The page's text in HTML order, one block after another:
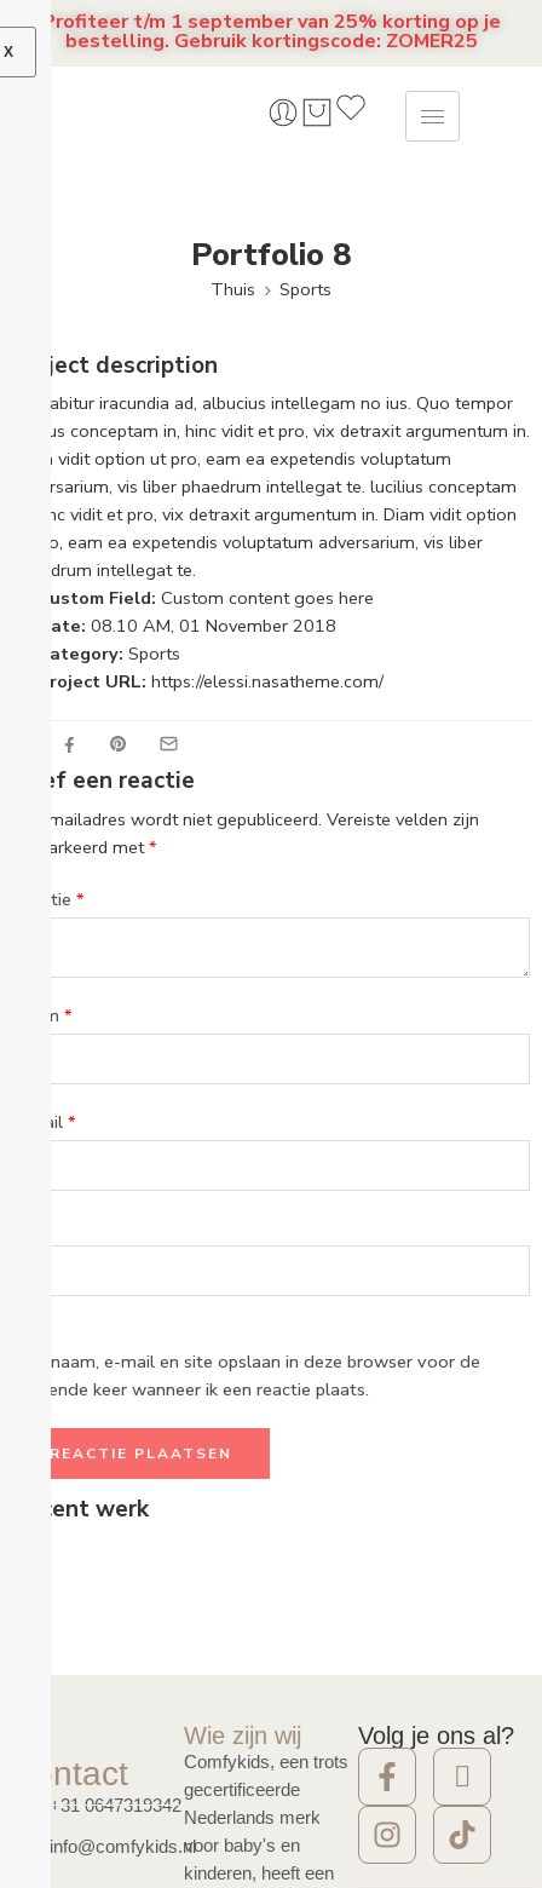
Profiteer t/m 1 september van 25% korting op je
bestelling. Gebruik kortingscode: ZOMER25
X
Portfolio 8
Thuis Sports
Project description
Pro labitur iracundia ad, albucius intellegam no ius. Quo tempor
lucilius conceptam in, hinc vidit et pro, vix detraxit argumentum in.
Diam vidit option ut pro, eam ea expetendis voluptatum
adversarium, vis liber phaedrum intellegat te. lucilius conceptam
in, hinc vidit et pro, vix detraxit argumentum in. Diam vidit option
ut pro, eam ea expetendis voluptatum adversarium, vis liber
phaedrum intellegat te.
Custom Field: Custom content goes here
Date: 08.10 AM, 01 November 2018
Category: Sports
Project URL: https://elessi.nasatheme.com/
Geef een reactie
Je e-mailadres wordt niet gepubliceerd. Vereiste velden zijn
gemarkeerd met*
Reactie *
Naam *
E-mail *
Mijn naam, e-mail en site opslaan in deze browser voor de
volgende keer wanneer ik een reactie plaats.
Recent werk
Contact
+31 0647319342
info@comfykids.nl
Wie zijn wij
Comfykids, een trots
gecertificeerde
Nederlands merk
voor baby's en
kinderen, heeft een
Volg je ons al?